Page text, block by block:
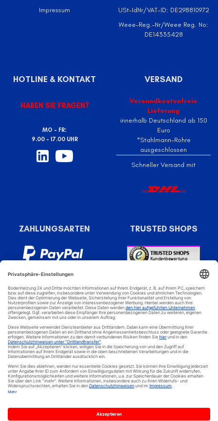
Impressum
USt-IdNr/VAT-ID: DE298810972
Weee-Reg.-Nr/Weee Reg. No:
DE14335428
HOTLINE & KONTAKT
HABEN SIE FRAGEN?
MO - FR:
9.00 - 17.00 UHR
VERSAND
Versandkostenfreie
Lieferung
innerhalb Deutschland ab 150
Euro
*Stahlmann-Rohre
ausgeschlossen
Schneller Versand mit
ZAHLUNGSARTEN TRUSTED SHOPS
Bodenheizungen, elektrische Fußbodenheizung, elektrische